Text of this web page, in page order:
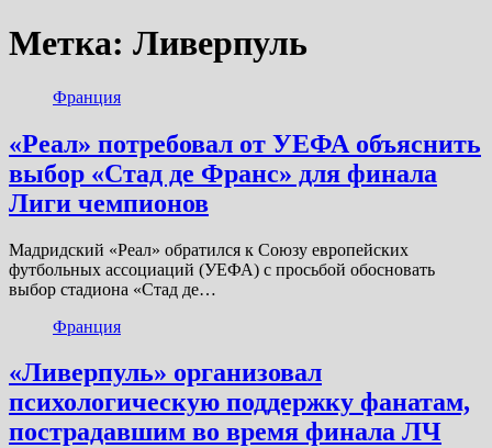
Метка: Ливерпуль
Франция
«Реал» потребовал от УЕФА объяснить
выбор «Стад де Франс» для финала
Лиги чемпионов
Мадридский «Реал» обратился к Союзу европейских
футбольных ассоциаций (УЕФА) с просьбой обосновать
выбор стадиона «Стад де…
Франция
«Ливерпуль» организовал
психологическую поддержку фанатам,
пострадавшим во время финала ЛЧ